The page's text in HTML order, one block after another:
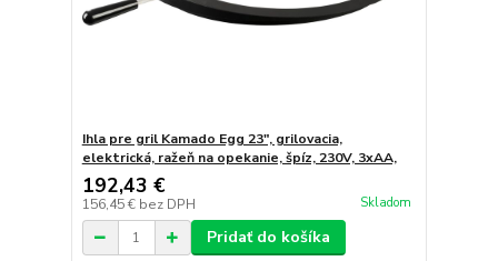
Ihla pre gril Kamado Egg 23", grilovacia,
elektrická, ražeň na opekanie, špíz, 230V, 3xAA,
192,43 €
156,45 € bez DPH Skladom
Pridať do košíka